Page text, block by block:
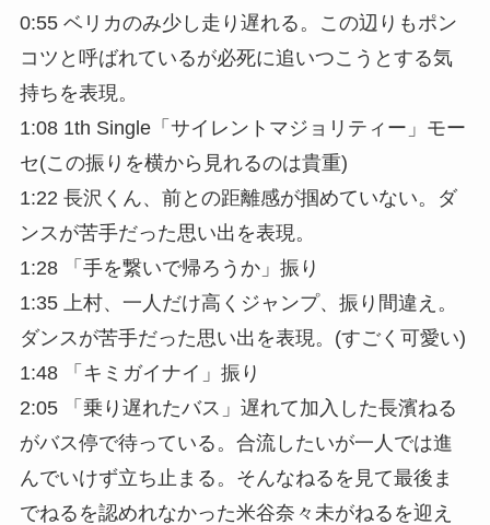
0:55 ベリカのみ少し走り遅れる。この辺りもポン
コツと呼ばれているが必死に追いつこうとする気
持ちを表現。
1:08 1th Single「サイレントマジョリティー」モー
セ(この振りを横から見れるのは貴重)
1:22 長沢くん、前との距離感が掴めていない。ダ
ンスが苦手だった思い出を表現。
1:28 「手を繋いで帰ろうか」振り
1:35 上村、一人だけ高くジャンプ、振り間違え。
ダンスが苦手だった思い出を表現。(すごく可愛い)
1:48 「キミガイナイ」振り
2:05 「乗り遅れたバス」遅れて加入した長濱ねる
がバス停で待っている。合流したいが一人では進
んでいけず立ち止まる。そんなねるを見て最後ま
でねるを認めれなかった米谷奈々未がねるを迎え